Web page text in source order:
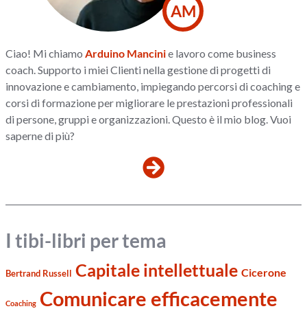
AM
Ciao! Mi chiamo Arduino Mancinie lavoro come business
coach. Supporto i miei Clienti nella gestione di progetti di
innovazione e cambiamento, impiegando percorsi di coaching e
corsi di formazione per migliorare le prestazioni professionali
di persone, gruppi e organizzazioni. Questo è il mio blog. Vuoi
saperne di più?
I tibi-libri per tema
Bertrand Russell Capitale intellettuale Cicerone
Coaching Comunicare efficacemente